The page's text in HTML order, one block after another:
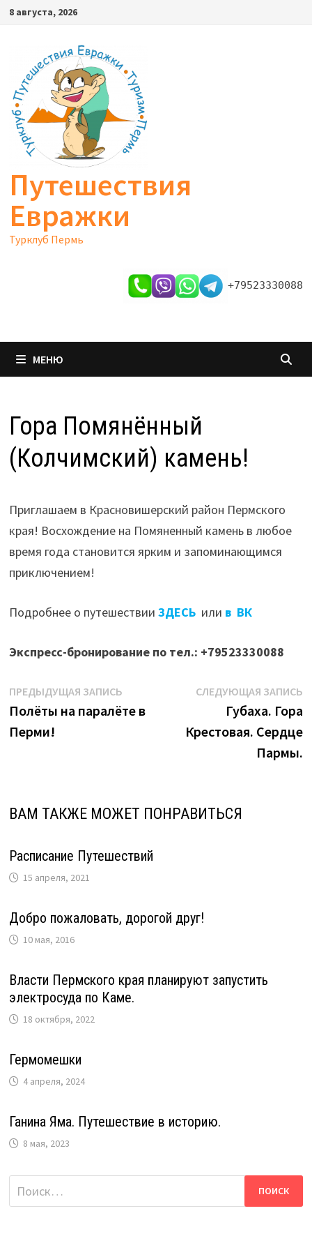
Перейти
содержимому
8 августа, 2026
Путешествия
Евражки
Турклуб Пермь
+79523330088
МЕНЮ
Гора Помянённый
(Колчимский) камень!
Приглашаем в Красновишерский район Пермского
края! Восхождение на Помяненный камень в любое
время года становится ярким и запоминающимся
приключением!
Подробнее о путешествии ЗДЕСЬили в ВК
Экспресс-бронирование по тел.: +79523330088
Навигация
по
записям
ПРЕДЫДУЩАЯ ЗАПИСЬПредыдущая
запись:
Полёты на паралёте в
Перми!
СЛЕДУЮЩАЯ ЗАПИСЬ
Губаха. Гора
Крестовая. Сердце
Пармы.
ВАМ ТАКЖЕ МОЖЕТ ПОНРАВИТЬСЯ
Расписание Путешествий
15 апреля, 2021
Добро пожаловать, дорогой друг!
10 мая, 2016
Власти Пермского края планируют запустить
электросуда по Каме.
18 октября, 2022
Гермомешки
4 апреля, 2024
Ганина Яма. Путешествие в историю.
8 мая, 2023
Найти: